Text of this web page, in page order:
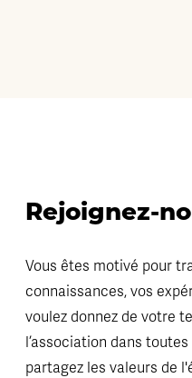
Rejoignez-
Vous êtes motivé pour
connaissances, vos
voulez donnez de votre
l’association dans
partagez les valeurs de